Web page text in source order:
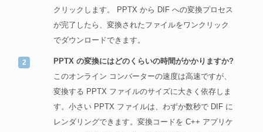
クリックします。 PPTX から DIF への変換プロセス
が完了したら、変換されたファイルをワンクリック
でダウンロードできます。
PPTX の変換にはどのくらいの時間がかかりますか?
このオンライン コンバーターの速度は高速ですが、
変換する PPTX ファイルのサイズに大きく依存しま
す。小さい PPTX ファイルは、わずか数秒で DIF に
レンダリングできます。変換コードを C++ アプリケ